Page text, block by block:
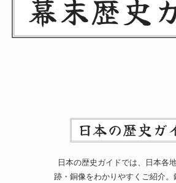
日本の歴史ガイドでは、日本各
跡・銅像をわかりやすくご紹介。